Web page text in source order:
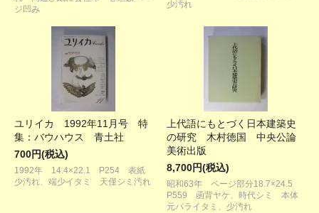
ジ凹み
少汚れ
ユリイカ 1992年11月号 特
集：バウハウス 青土社
700円(税込)
1992年 14.4×22.1 P254 表紙
少汚れ、端少イタミ 天僅シミ汚れ
上代語にもとづく日本建築史
の研究 木村徳国 中央公論
美術出版
8,700円(税込)
昭和63年 ページ部分18.7×24.5
P559 函背ヤケ、時代シミ 本体
元パライタミ、少汚れ